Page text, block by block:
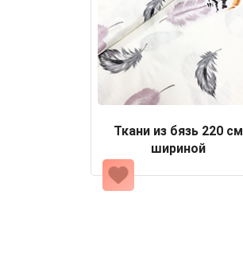
Ткани из бязь 220 см
шириной